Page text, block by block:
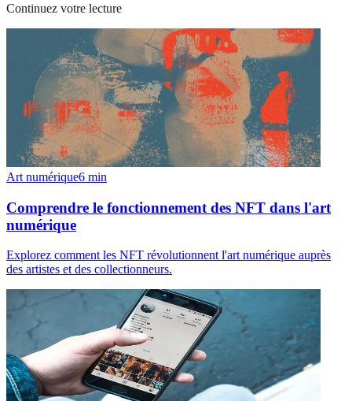
Continuez votre lecture
Art numérique6 min
Comprendre le fonctionnement des NFT dans l'art
numérique
Explorez comment les NFT révolutionnent l'art numérique auprès
des artistes et des collectionneurs.